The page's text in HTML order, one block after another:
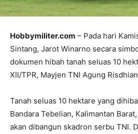
Hobbymiliter.com – Pada hari
Sintang, Jarot Winarno secara
dokumen hibah tanah seluas 10
XII/TPR, Mayjen TNI Agung
Tanah seluas 10 hektare yang
Bandara Tebelian, Kalimantan
akan dibangun skadron serbu TNI.